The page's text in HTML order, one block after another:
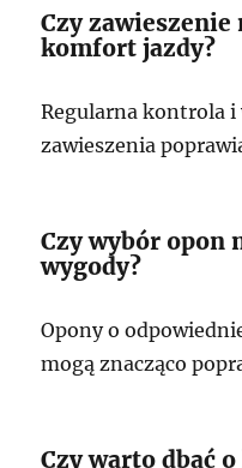
Czy zawieszenie
komfort jazdy?
Regularna kontrola
zawieszenia
Czy wybór opon
wygody?
Opony o
mogą znacząco
Czy warto dbać